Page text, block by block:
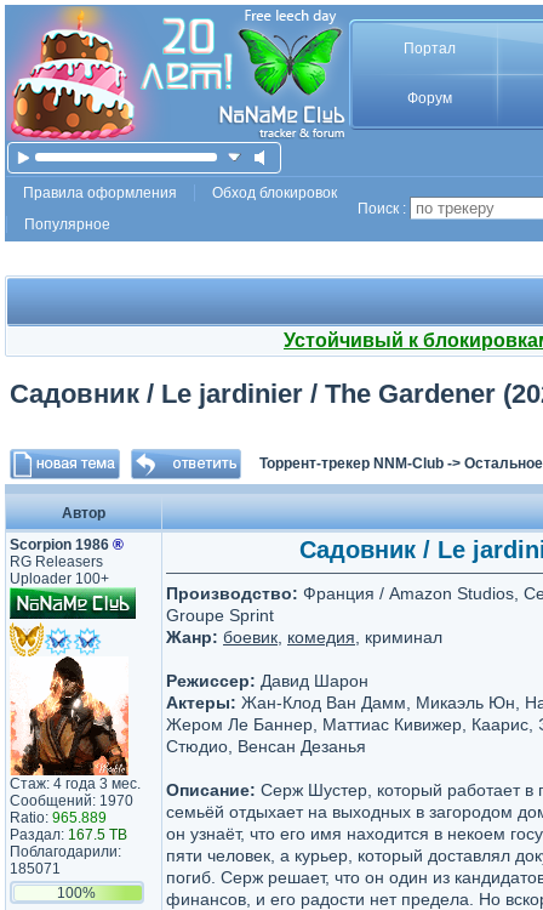
Портал
Форум
Правила оформления
Обход блокировок
Популярное
Поиск :
Устойчивый к
Садовник / Le jardinier / The Gardener
Торрент-трекер NNM-Club -> Остальное
Автор
Scorpion 1986 ®
RG Releasers
Uploader 100+
Стаж: 4 года 3 мес.
Сообщений: 1970
Ratio: 965.889
Раздал: 167.5 TB
Поблагодарили:
185071
100%
Садовник / Le
Производство: Франция / Amazon Studios,
Groupe Sprint
Жанр: боевик комедия , криминал
Режиссер: Давид Шарон
Актеры: Жан-Клод Ван Дамм, Микаэль Юн,
Жером Ле Баннер, Маттиас Кивижер, Каарис,
Стюдио, Венсан Дезанья
Описание: Серж Шустер, который работает в
семьёй отдыхает на выходных в загородом
он узнаёт, что его имя находится в некоем
пяти человек, а курьер, который доставлял
погиб. Серж решает, что он один из
финансов, и его радости нет предела. Но